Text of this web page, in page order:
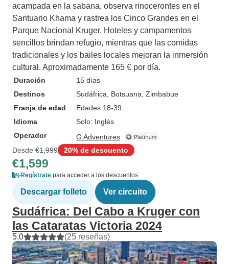
acampada en la sabana, observa rinocerontes en el
Santuario Khama y rastrea los Cinco Grandes en el
Parque Nacional Kruger. Hoteles y campamentos
sencillos brindan refugio, mientras que las comidas
tradicionales y los bailes locales mejoran la inmersión
cultural. Aproximadamente 165 € por día.
Duración
15 días
Destinos
Sudáfrica , Botsuana , Zimbabue
Franja de edad
Edades 18-39
Idioma
Solo: Inglés
Operador
G Adventures
Desde €1,999 20% de descuento
€1,599
Regístrate para acceder a los descuentos
Descargar folleto Ver circuito
Sudáfrica: Del Cabo a Kruger con
las Cataratas Victoria 2024
5.0 (25 reseñas)